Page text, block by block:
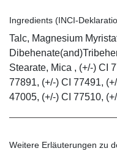
Ingredients (INCI-
Talc, Magnesium
Stearate, Mica , (+/-) CI
77891, (+/-) CI 77491,
47005, (+/-) CI 77510,
Weitere Erläuterungen zu